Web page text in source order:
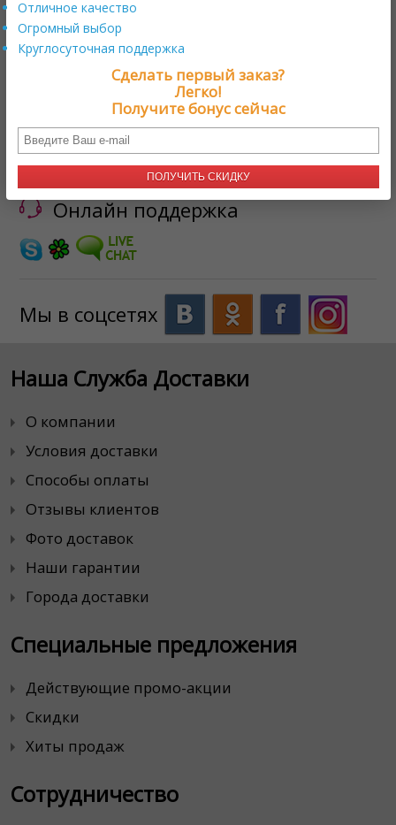
Нужна помощь? +17579800222
Онлайн поддержка
Мы в соцсетях
Наша Служба Доставки
О компании
Условия доставки
Способы оплаты
Отзывы клиентов
Фото доставок
Наши гарантии
Города доставки
Специальные предложения
Действующие промо-акции
Скидки
Хиты продаж
Сотрудничество
Отличное качество
Огромный выбор
Круглосуточная поддержка
Сделать первый заказ?
Легко!
Получите бонус сейчас
ПОЛУЧИТЬ СКИДКУ